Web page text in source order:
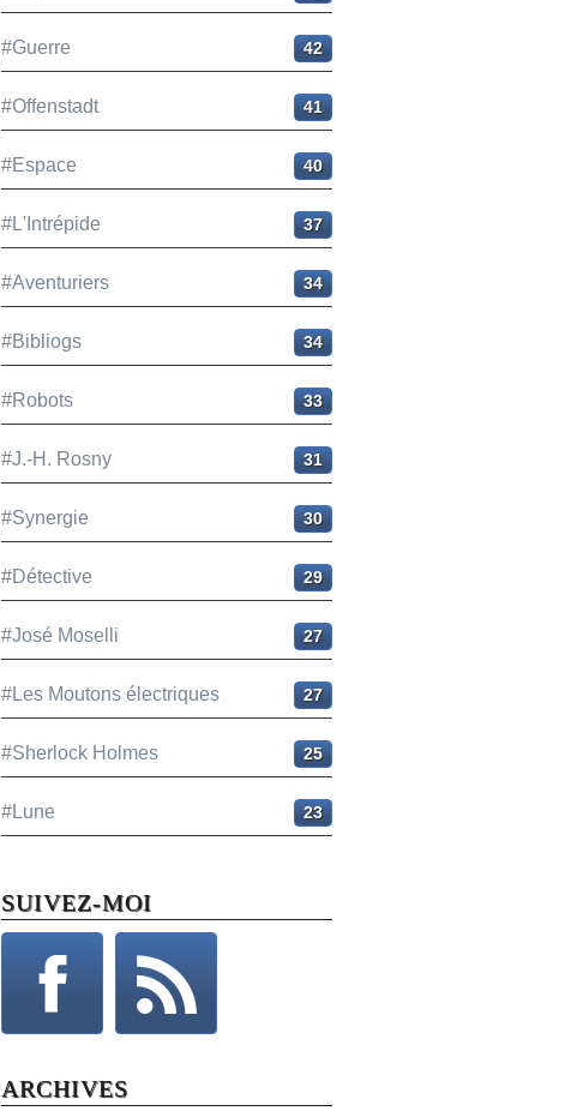
#Guerre 42
#Offenstadt 41
#Espace 40
#L'Intrépide 37
#Aventuriers 34
#Bibliogs 34
#Robots 33
#J.-H. Rosny 31
#Synergie 30
#Détective 29
#José Moselli 27
#Les Moutons électriques 27
#Sherlock Holmes 25
#Lune 23
SUIVEZ-MOI
ARCHIVES